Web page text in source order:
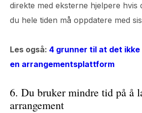
direkte med eksterne hjelpere hvis
du hele tiden må oppdatere med
Les også: 4 grunner til at det
en arrangementsplattform
6. Du bruker mindre tid på å
arrangement